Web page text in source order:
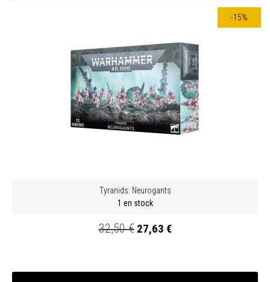
-15%
Tyranids: Neurogants
1 en stock
32,50 € 27,63 €